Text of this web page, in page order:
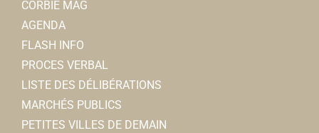
CORBIE MAG
AGENDA
FLASH INFO
PROCES VERBAL
LISTE DES DÉLIBÉRATIONS
MARCHÉS PUBLICS
PETITES VILLES DE DEMAIN